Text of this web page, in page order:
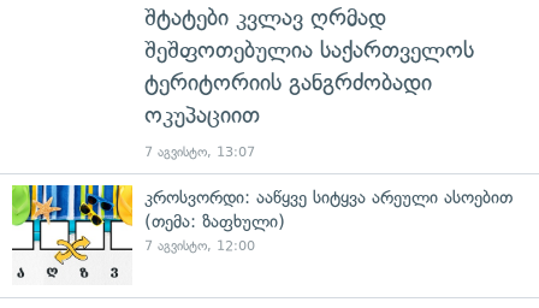
შტატები კვლავ ღრმად
შეშფოთებულია საქართველოს
ტერიტორიის განგრძობადი
ოკუპაციით
7 აგვისტო, 13:07
კროსვორდი: ააწყვე სიტყვა არეული ასოებით
(თემა: ზაფხული)
7 აგვისტო, 12:00